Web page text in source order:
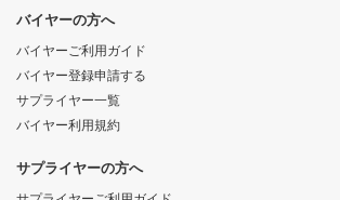
バイヤーの方へ
バイヤーご利用ガイド
バイヤー登録申請する
サプライヤー一覧
バイヤー利用規約
サプライヤーの方へ